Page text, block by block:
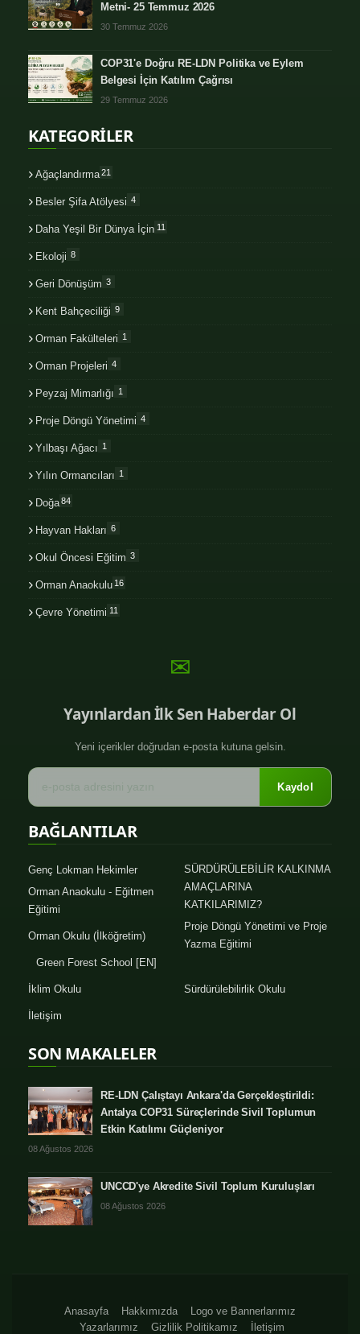
Metni- 25 Temmuz 2026
30 Temmuz 2026
COP31'e Doğru RE-LDN Politika ve Eylem
Belgesi İçin Katılım Çağrısı
29 Temmuz 2026
KATEGORİLER
Ağaçlandırma21
Besler Şifa Atölyesi 4
Daha Yeşil Bir Dünya İçin 11
Ekoloji 8
Geri Dönüşüm 3
Kent Bahçeciliği 9
Orman Fakülteleri 1
Orman Projeleri 4
Peyzaj Mimarlığı 1
Proje Döngü Yönetimi 4
Yılbaşı Ağacı 1
Yılın Ormancıları 1
Doğa84
Hayvan Hakları 6
Okul Öncesi Eğitim 3
Orman Anaokulu 16
Çevre Yönetimi 11
✉
Yayınlardan İlk Sen Haberdar Ol
Yeni içerikler doğrudan e-posta kutuna gelsin.
Kaydol
BAĞLANTILAR
Genç Lokman Hekimler
SÜRDÜRÜLEBİLİR KALKINMA
AMAÇLARINA
KATKILARIMIZ?
Orman Anaokulu - Eğitmen
Eğitimi
Proje Döngü Yönetimi ve Proje
Yazma Eğitimi
Orman Okulu (İlköğretim)
Green Forest School [EN]
İklim Okulu Sürdürülebilirlik Okulu
İletişim
SON MAKALELER
RE-LDN Çalıştayı Ankara'da Gerçekleştirildi:
Antalya COP31 Süreçlerinde Sivil Toplumun
Etkin Katılımı Güçleniyor
08 Ağustos 2026
UNCCD'ye Akredite Sivil Toplum Kuruluşları
08 Ağustos 2026
Anasayfa Hakkımızda
Logo ve Bannerlarımız
Yazarlarımız
Gizlilik Politikamız İletişim